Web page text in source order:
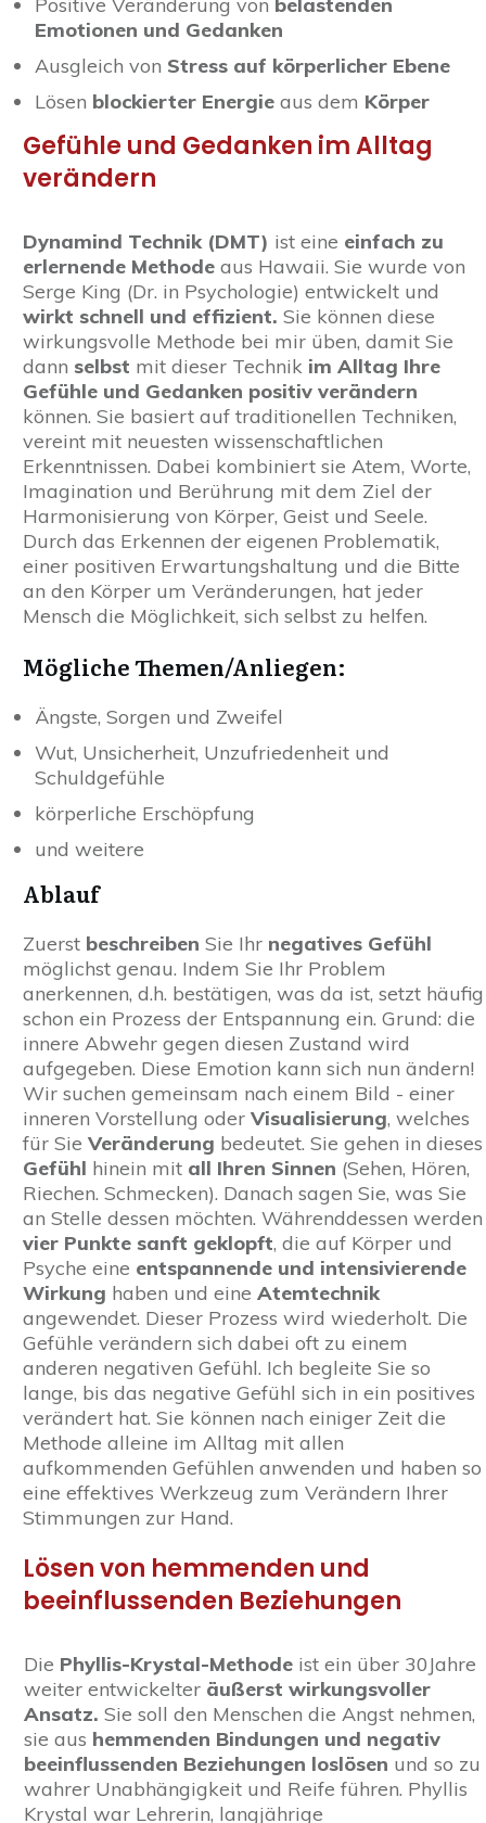
Emotionen und Gedanken
Ausgleich von Stress auf körperlicher Ebene
Lösen blockierter Energie aus dem Körper
Gefühle und Gedanken im Alltag
verändern
Dynamind Technik (DMT) ist eine einfach zu
erlernende Methode aus Hawaii. Sie wurde von
Serge King (Dr. in Psychologie) entwickelt und
wirkt schnell und effizient. Sie können diese
wirkungsvolle Methode bei mir üben, damit Sie
dann selbst mit dieser Technik im Alltag Ihre
Gefühle und Gedanken positiv verändern
können. Sie basiert auf traditionellen Techniken,
vereint mit neuesten wissenschaftlichen
Erkenntnissen. Dabei kombiniert sie Atem, Worte,
Imagination und Berührung mit dem Ziel der
Harmonisierung von Körper, Geist und Seele.
Durch das Erkennen der eigenen Problematik,
einer positiven Erwartungshaltung und die Bitte
an den Körper um Veränderungen, hat jeder
Mensch die Möglichkeit, sich selbst zu helfen.
Mögliche Themen/Anliegen:
Ängste, Sorgen und Zweifel
Wut, Unsicherheit, Unzufriedenheit und
Schuldgefühle
körperliche Erschöpfung
und weitere
Ablauf
Zuerst beschreiben Sie Ihr negatives Gefühl
möglichst genau. Indem Sie Ihr Problem
anerkennen, d.h. bestätigen, was da ist, setzt häufig
schon ein Prozess der Entspannung ein. Grund: die
innere Abwehr gegen diesen Zustand wird
aufgegeben. Diese Emotion kann sich nun ändern!
Wir suchen gemeinsam nach einem Bild - einer
inneren Vorstellung oder Visualisierung, welches
für Sie Veränderung bedeutet. Sie gehen in dieses
Gefühl hinein mit all Ihren Sinnen (Sehen, Hören,
Riechen. Schmecken). Danach sagen Sie, was Sie
an Stelle dessen möchten. Währenddessen werden
vier Punkte sanft geklopft, die auf Körper und
Psyche eine entspannende und intensivierende
Wirkung haben und eine Atemtechnik
angewendet. Dieser Prozess wird wiederholt. Die
Gefühle verändern sich dabei oft zu einem
anderen negativen Gefühl. Ich begleite Sie so
lange, bis das negative Gefühl sich in ein positives
verändert hat. Sie können nach einiger Zeit die
Methode alleine im Alltag mit allen
aufkommenden Gefühlen anwenden und haben so
eine effektives Werkzeug zum Verändern Ihrer
Stimmungen zur Hand.
Lösen von hemmenden und
beeinflussenden Beziehungen
Die Phyllis-Krystal-Methode ist ein über 30Jahre
weiter entwickelter äußerst wirkungsvoller
Ansatz. Sie soll den Menschen die Angst nehmen,
sie aus hemmenden Bindungen und negativ
beeinflussenden Beziehungen loslösen und so zu
wahrer Unabhängigkeit und Reife führen. Phyllis
Krystal war Lehrerin, langjährige